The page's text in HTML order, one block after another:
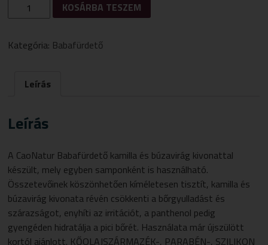
BABAFÜRDETŐ
250
KOSÁRBA TESZEM
Kategória: Babafürdető
Leírás
Leírás
A CaoNatur Babafürdető kamilla és búzavirág kivonattal
készült, mely egyben samponként is használható.
Összetevőinek köszönhetően kíméletesen tisztít, kamilla és
búzavirág kivonata révén csökkenti a bőrgyulladást és
szárazságot, enyhíti az irritációt, a panthenol pedig
gyengéden hidratálja a pici bőrét. Használata már újszülött
kortól ajánlott. KŐOLAJSZÁRMAZÉK-, PARABÉN-, SZILIKON